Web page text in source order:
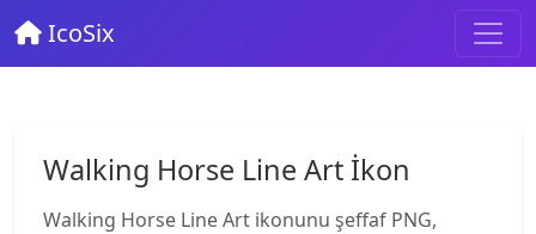
IcoSix
Walking Horse Line Art İkon
Walking Horse Line Art ikonunu şeffaf PNG,